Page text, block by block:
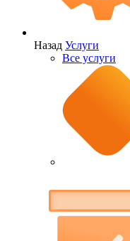
Назад Услуги
Все услуги